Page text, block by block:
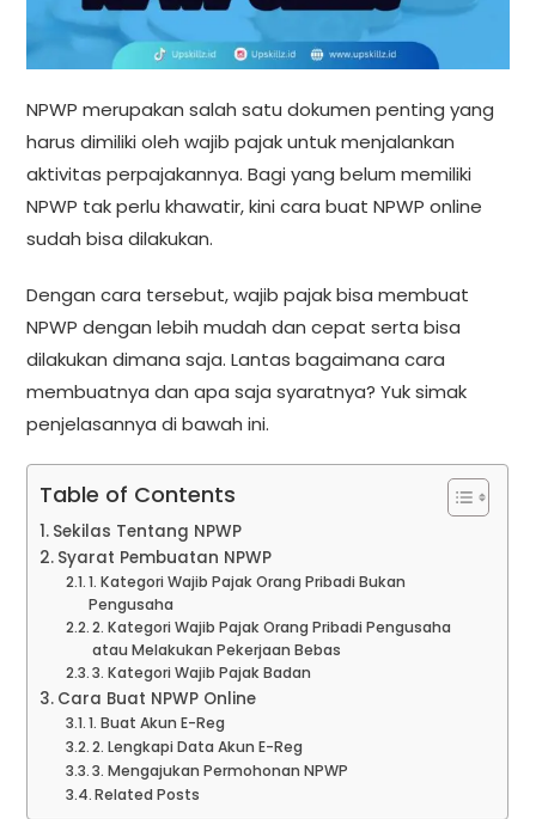
NPWP merupakan salah satu dokumen penting yang
harus dimiliki oleh wajib pajak untuk menjalankan
aktivitas perpajakannya. Bagi yang belum memiliki
NPWP tak perlu khawatir, kini cara buat NPWP online
sudah bisa dilakukan.
Dengan cara tersebut, wajib pajak bisa membuat
NPWP dengan lebih mudah dan cepat serta bisa
dilakukan dimana saja. Lantas bagaimana cara
membuatnya dan apa saja syaratnya? Yuk simak
penjelasannya di bawah ini.
Table of Contents
Sekilas Tentang NPWP
Syarat Pembuatan NPWP
1. Kategori Wajib Pajak Orang Pribadi Bukan
Pengusaha
2. Kategori Wajib Pajak Orang Pribadi Pengusaha
atau Melakukan Pekerjaan Bebas
3. Kategori Wajib Pajak Badan
Cara Buat NPWP Online
1. Buat Akun E-Reg
2. Lengkapi Data Akun E-Reg
3. Mengajukan Permohonan NPWP
Related Posts